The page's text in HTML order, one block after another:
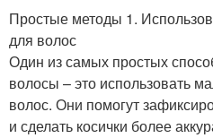
Простые методы 1.
для волос
Один из самых простых
волосы – это использовать
волос. Они помогут
и сделать косички более